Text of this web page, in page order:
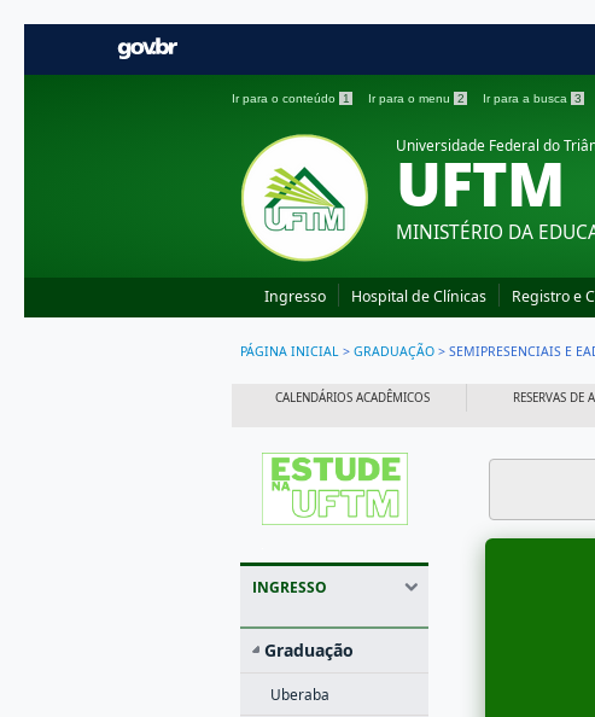
Ir para o conteúdo 1 Ir para o menu 2 Ir para a busca 3
Universidade Federal do
UFTM
MINISTÉRIO DA
Ingresso Hospital de Clínicas Registro e
PÁGINA INICIAL > GRADUAÇÃO > SEMIPRESENCIAIS E
CALENDÁRIOS ACADÊMICOS RESERVAS DE
INGRESSO
Graduação
Uberaba